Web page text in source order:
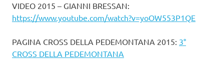
VIDEO 2015 – GIANNI BRESSAN:
https://www.youtube.com/watch?v=yoOW553P1QE
PAGINA CROSS DELLA PEDEMONTANA 2015: 3°
CROSS DELLA PEDEMONTANA